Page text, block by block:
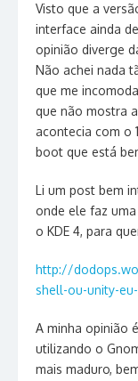
Visto que a
interface ainda
opinião diverge
Não achei nada
que me
que não mostra
acontecia com o
boot que está
Li um post bem
onde ele faz
o KDE 4, para
http://
shell-ou-unity-
A minha opinião
utilizando o
mais maduro,